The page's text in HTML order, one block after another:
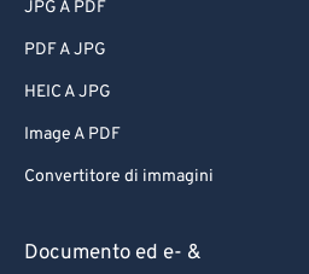
JPG A PDF
PDF A JPG
HEIC A JPG
Image A PDF
Convertitore di immagini
Documento ed e- &